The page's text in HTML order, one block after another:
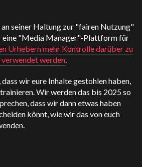
seiner Haltung zur "fairen Nutzung"
eine "Media Manager"-Plattform für
Urhebern mehr Kontrolle darüber zu
verwendet werden.
wir eure Inhalte gestohlen haben,
Wir werden das bis 2025 so
dass wir dann etwas haben
könnt, wie wir das von euch